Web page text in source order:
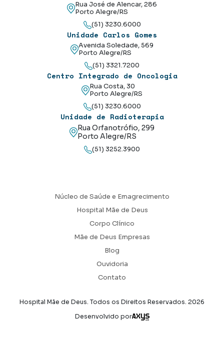
Rua José de Alencar, 286
Porto Alegre/RS
(51) 3230.6000
Unidade Carlos Gomes
Avenida Soledade, 569
Porto Alegre/RS
(51) 3321.7200
Centro Integrado de Oncologia
Rua Costa, 30
Porto Alegre/RS
(51) 3230.6000
Unidade de Radioterapia
Rua Orfanotrófio, 299
Porto Alegre/RS
(51) 3252.3900
Núcleo de Saúde e Emagrecimento
Hospital Mãe de Deus
Corpo Clínico
Mãe de Deus Empresas
Blog
Ouvidoria
Contato
Hospital Mãe de Deus. Todos os Direitos Reservados. 2026
Desenvolvido por
Axysweb